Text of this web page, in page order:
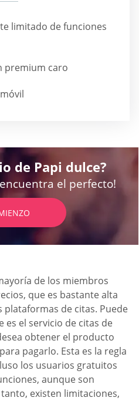
limitado de funciones
premium caro
de Papi dulce?
el perfecto!
de los miembros
que es bastante alta
de citas. Puede
es el servicio de citas de
obtener el producto
pagarlo. Esta es la regla
los usuarios gratuitos
aunque son
existen limitaciones,